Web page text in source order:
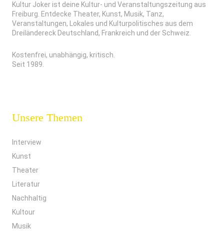
Kultur Joker ist deine Kultur- und Veranstaltungszeitung aus
Freiburg. Entdecke Theater, Kunst, Musik, Tanz,
Veranstaltungen, Lokales und Kulturpolitisches aus dem
Dreiländereck Deutschland, Frankreich und der Schweiz.
Kostenfrei, unabhängig, kritisch.
Seit 1989.
Unsere Themen
Interview
Kunst
Theater
Literatur
Nachhaltig
Kultour
Musik